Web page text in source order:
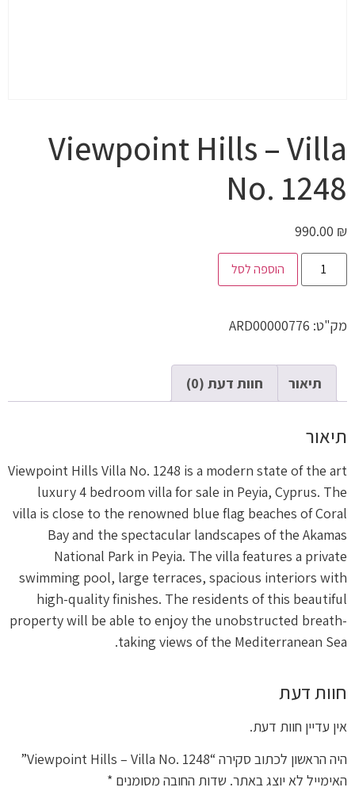
Viewpoint Hills – Villa
No. 1248
990.00 ₪
הוספה לסל
מק"ט: ARD00000776
תיאור חוות דעת (0)
תיאור
Viewpoint Hills Villa No. 1248 is a modern state of the art
luxury 4 bedroom villa for sale in Peyia, Cyprus. The
villa is close to the renowned blue flag beaches of Coral
Bay and the spectacular landscapes of the Akamas
National Park in Peyia. The villa features a private
swimming pool, large terraces, spacious interiors with
high-quality finishes. The residents of this beautiful
property will be able to enjoy the unobstructed breath-
taking views of the Mediterranean Sea.
חוות דעת
אין עדיין חוות דעת.
היה הראשון לכתוב סקירה “Viewpoint Hills – Villa No. 1248”
האימייל לא יוצג באתר. שדות החובה מסומנים *